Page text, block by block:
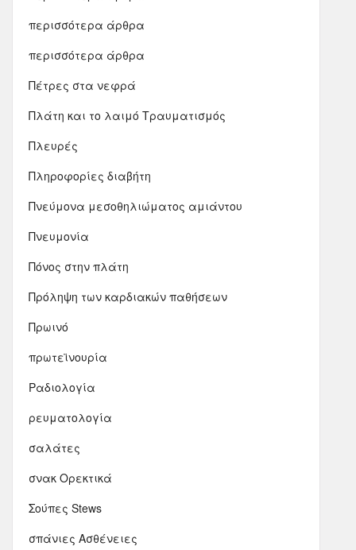
περισσότερα άρθρα
περισσότερα άρθρα
Πέτρες στα νεφρά
Πλάτη και το λαιμό Τραυματισμός
Πλευρές
Πληροφορίες διαβήτη
Πνεύμονα μεσοθηλιώματος αμιάντου
Πνευμονία
Πόνος στην πλάτη
Πρόληψη των καρδιακών παθήσεων
Πρωινό
πρωτεϊνουρία
Ραδιολογία
ρευματολογία
σαλάτες
σνακ Ορεκτικά
Σούπες Stews
σπάνιες Ασθένειες